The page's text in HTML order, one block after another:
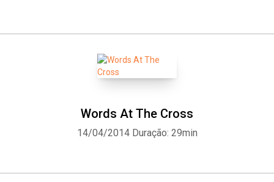
Words At The Cross
14/04/2014 Duração: 29min